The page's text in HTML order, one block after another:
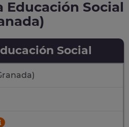
Educación Social
Social